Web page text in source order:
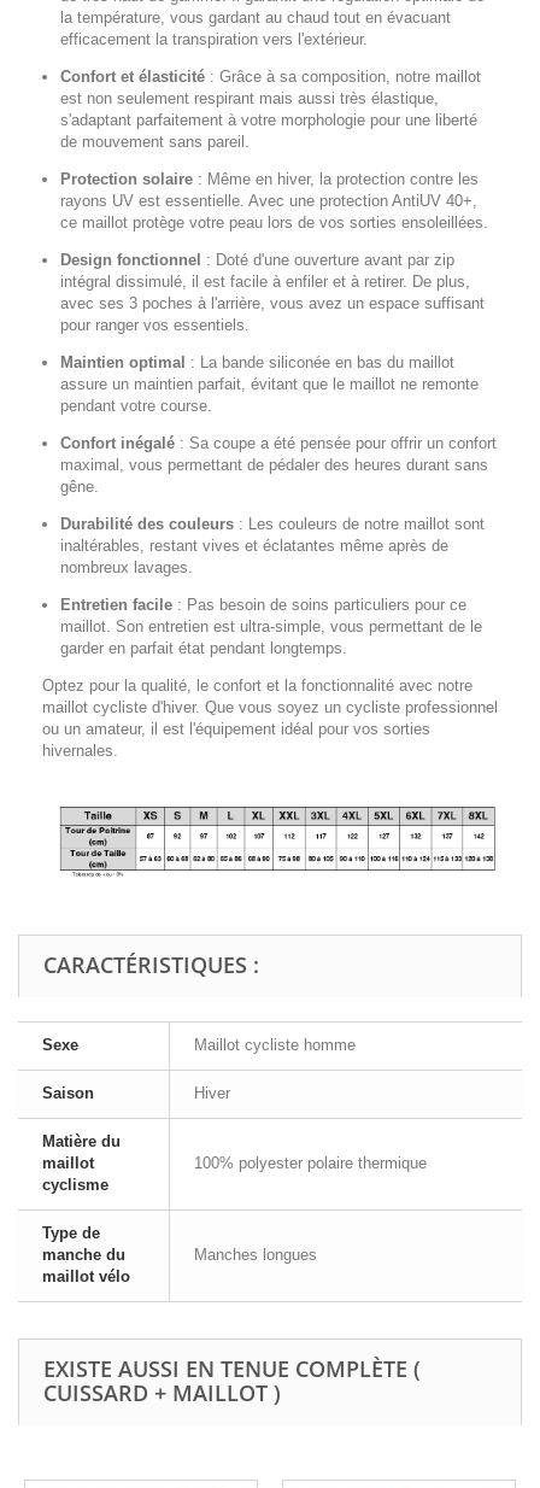
la température, vous gardant au chaud tout en évacuant
efficacement la transpiration vers l'extérieur.
Confort et élasticité : Grâce à sa composition, notre maillot
est non seulement respirant mais aussi très élastique,
s'adaptant parfaitement à votre morphologie pour une liberté
de mouvement sans pareil.
Protection solaire : Même en hiver, la protection contre les
rayons UV est essentielle. Avec une protection AntiUV 40+,
ce maillot protège votre peau lors de vos sorties ensoleillées.
Design fonctionnel : Doté d'une ouverture avant par zip
intégral dissimulé, il est facile à enfiler et à retirer. De plus,
avec ses 3 poches à l'arrière, vous avez un espace suffisant
pour ranger vos essentiels.
Maintien optimal : La bande siliconée en bas du maillot
assure un maintien parfait, évitant que le maillot ne remonte
pendant votre course.
Confort inégalé : Sa coupe a été pensée pour offrir un confort
maximal, vous permettant de pédaler des heures durant sans
gêne.
Durabilité des couleurs : Les couleurs de notre maillot sont
inaltérables, restant vives et éclatantes même après de
nombreux lavages.
Entretien facile : Pas besoin de soins particuliers pour ce
maillot. Son entretien est ultra-simple, vous permettant de le
garder en parfait état pendant longtemps.
Optez pour la qualité, le confort et la fonctionnalité avec notre
maillot cycliste d'hiver. Que vous soyez un cycliste professionnel
ou un amateur, il est l'équipement idéal pour vos sorties
hivernales.
CARACTÉRISTIQUES :
Sexe Maillot cycliste homme
Saison Hiver
Matière du
maillot
cyclisme
100% polyester polaire thermique
Type de
manche du
maillot vélo
Manches longues
EXISTE AUSSI EN TENUE COMPLÈTE (
CUISSARD + MAILLOT )